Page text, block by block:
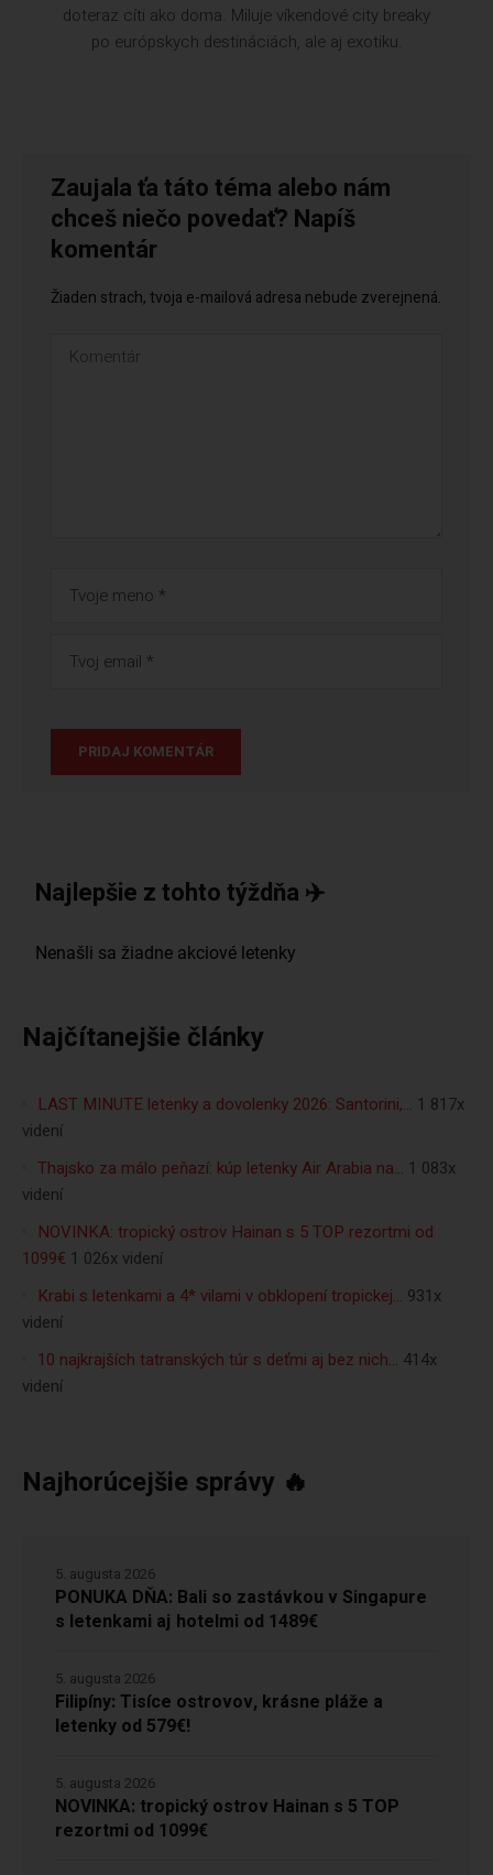
doteraz cíti ako doma. Miluje víkendové city breaky
po európskych destináciách, ale aj exotiku.
Zaujala ťa táto téma alebo nám
chceš niečo povedať? Napíš
komentár
Žiaden strach, tvoja e-mailová adresa nebude zverejnená.
Najlepšie z tohto týždňa ✈️
Najčítanejšie články
LAST MINUTE letenky a dovolenky 2026: Santorini,… 1 817x
videní
Thajsko za málo peňazí: kúp letenky Air Arabia na… 1 083x
videní
NOVINKA: tropický ostrov Hainan s 5 TOP rezortmi od
1099€ 1 026x videní
Krabi s letenkami a 4* vilami v obklopení tropickej… 931x
videní
10 najkrajších tatranských túr s deťmi aj bez nich… 414x
videní
Najhorúcejšie správy 🔥
PONUKA DŇA: Bali so zastávkou v Singapure
s letenkami aj hotelmi od 1489€
5. augusta 2026
Filipíny: Tisíce ostrovov, krásne pláže a
letenky od 579€!
5. augusta 2026
NOVINKA: tropický ostrov Hainan s 5 TOP
rezortmi od 1099€
5. augusta 2026